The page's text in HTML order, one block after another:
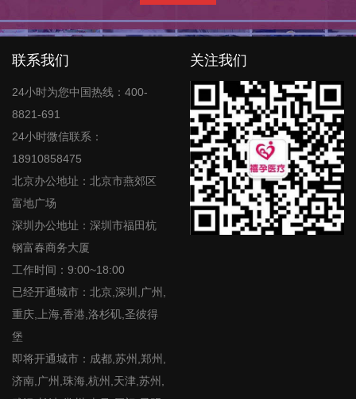
联系我们
24小时为您中国热线：400-
8821-691
24小时微信联系：
18910858475
北京办公地址：北京市燕郊区
富地广场
深圳办公地址：深圳市福田杭
钢富春商务大厦
工作时间：9:00~18:00
已经开通城市：北京,深圳,广州,
重庆,上海,香港,洛杉矶,圣彼得
堡
即将开通城市：成都,苏州,郑州,
济南,广州,珠海,杭州,天津,苏州,
关注我们